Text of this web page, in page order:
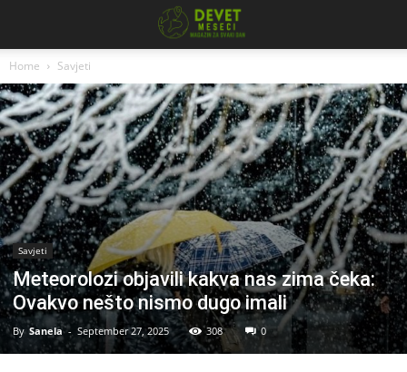
Home Savjeti
Savjeti
Meteorolozi objavili kakva nas zima čeka:
Ovakvo nešto nismo dugo imali
By Sanela - September 27, 2025 308 0